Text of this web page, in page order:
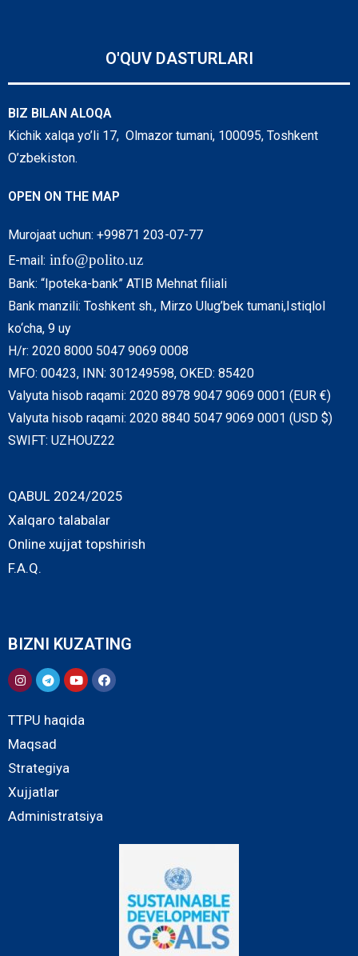
O'QUV DASTURLARI
BIZ BILAN ALOQA
Kichik xalqa yo’li 17, Olmazor tumani, 100095, Toshkent
O’zbekiston.
OPEN ON THE MAP
Murojaat uchun: +99871 203-07-77
E-mail: info@polito.uz
Bank: “Ipoteka-bank” ATIB Mehnat filiali
Bank manzili: Toshkent sh., Mirzo Ulug’bek tumani,Istiqlol
ko‘cha, 9 uy
H/r: 2020 8000 5047 9069 0008
MFO: 00423, INN: 301249598, OKED: 85420
Valyuta hisob raqami: 2020 8978 9047 9069 0001 (EUR €)
Valyuta hisob raqami: 2020 8840 5047 9069 0001 (USD $)
SWIFT: UZHOUZ22
QABUL 2024/2025
Xalqaro talabalar
Online xujjat topshirish
F.A.Q.
BIZNI KUZATING
TTPU haqida
Maqsad
Strategiya
Xujjatlar
Administratsiya